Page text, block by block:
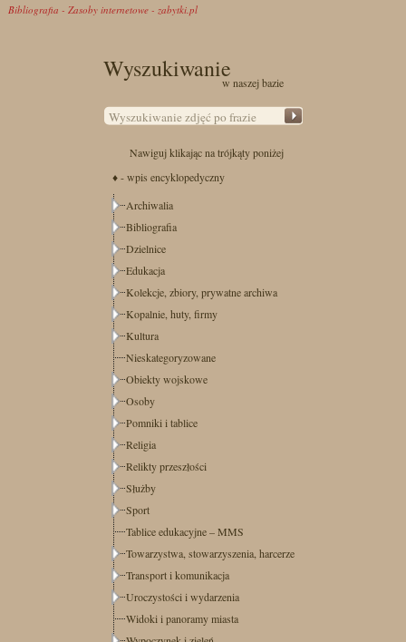
Bibliografia - Zasoby internetowe - zabytki.pl
Wyszukiwaniew naszej bazie
Nawiguj klikając na trójkąty poniżej
♦ - wpis encyklopedyczny
Archiwalia
Bibliografia
Dzielnice
Edukacja
Kolekcje, zbiory, prywatne archiwa
Kopalnie, huty, firmy
Kultura
Nieskategoryzowane
Obiekty wojskowe
Osoby
Pomniki i tablice
Religia
Relikty przeszłości
Służby
Sport
Tablice edukacyjne – MMS
Towarzystwa, stowarzyszenia, harcerze
Transport i komunikacja
Uroczystości i wydarzenia
Widoki i panoramy miasta